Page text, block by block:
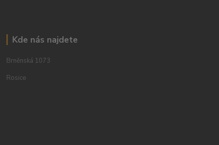
Kde nás najdete
Brněnská 1073
Rosice